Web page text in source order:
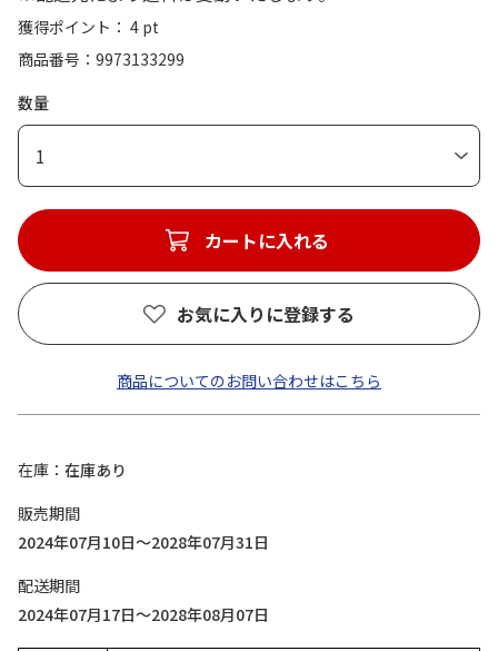
獲得ポイント： 4 pt
商品番号
9973133299
数量
1
カートに入れる
お気に入りに登録する
商品についてのお問い合わせはこちら
在庫
在庫あり
販売期間
2024年07月10日～2028年07月31日
配送期間
2024年07月17日～2028年08月07日